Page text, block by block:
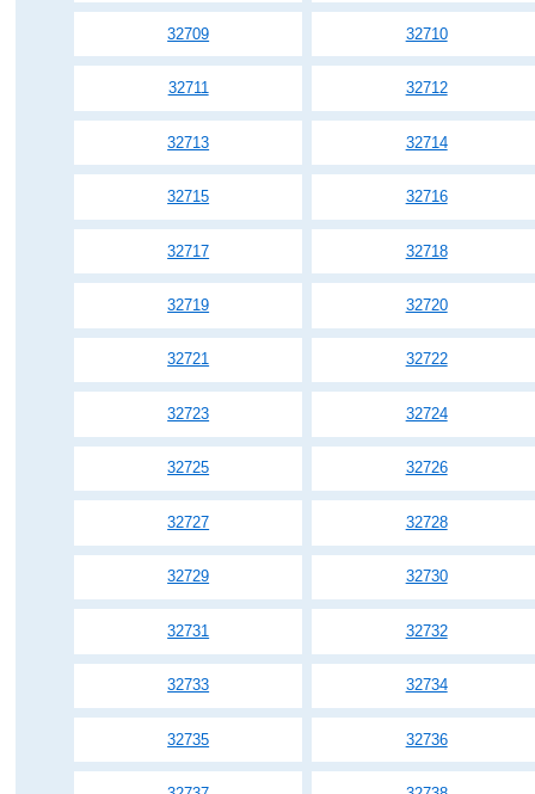
32709 32710
32711 32712
32713 32714
32715 32716
32717 32718
32719 32720
32721 32722
32723 32724
32725 32726
32727 32728
32729 32730
32731 32732
32733 32734
32735 32736